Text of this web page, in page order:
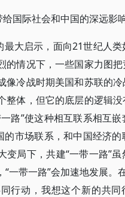
国际社会和中国的深远影
最大启示，面向21世纪人
的情况下，一些国家力图
像冷战时期美国和苏联的
整体，但它的底层的逻辑
路”使这种相互联系相互
的市场联系，和中国经济
变局下，共建“一带一路”
一带一路”会加速地发展
行动，我想这个新的共